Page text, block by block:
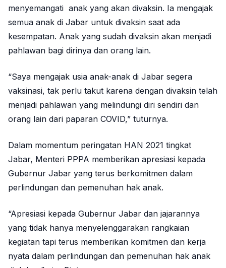
menyemangati anak yang akan divaksin. Ia mengajak
semua anak di Jabar untuk divaksin saat ada
kesempatan. Anak yang sudah divaksin akan menjadi
pahlawan bagi dirinya dan orang lain.
“Saya mengajak usia anak-anak di Jabar segera
vaksinasi, tak perlu takut karena dengan divaksin telah
menjadi pahlawan yang melindungi diri sendiri dan
orang lain dari paparan COVID,” tuturnya.
Dalam momentum peringatan HAN 2021 tingkat
Jabar, Menteri PPPA memberikan apresiasi kepada
Gubernur Jabar yang terus berkomitmen dalam
perlindungan dan pemenuhan hak anak.
“Apresiasi kepada Gubernur Jabar dan jajarannya
yang tidak hanya menyelenggarakan rangkaian
kegiatan tapi terus memberikan komitmen dan kerja
nyata dalam perlindungan dan pemenuhan hak anak